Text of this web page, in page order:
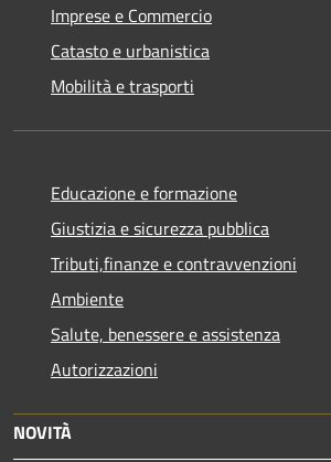
Imprese e Commercio
Catasto e urbanistica
Mobilità e trasporti
Educazione e formazione
Giustizia e sicurezza pubblica
Tributi,finanze e contravvenzioni
Ambiente
Salute, benessere e assistenza
Autorizzazioni
NOVITÀ